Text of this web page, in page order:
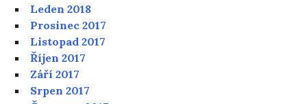
Leden 2018
Prosinec 2017
Listopad 2017
Říjen 2017
Září 2017
Srpen 2017